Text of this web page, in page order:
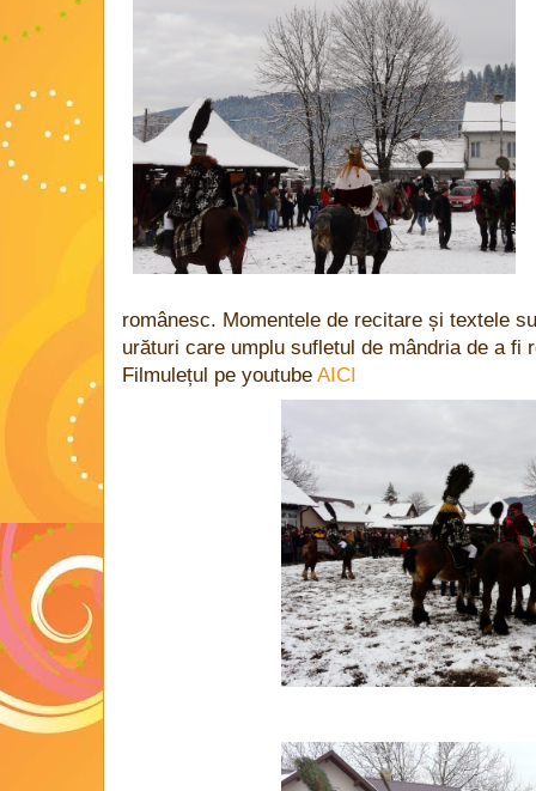
românesc. Momentele de recitare și textele
urături care umplu sufletul de mândria de a fi
Filmulețul pe youtube AICI